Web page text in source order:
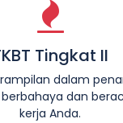
Tingkat II
dalam
dan
kerja Anda.